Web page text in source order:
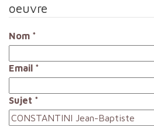
oeuvre
Nom *
Email *
Sujet *